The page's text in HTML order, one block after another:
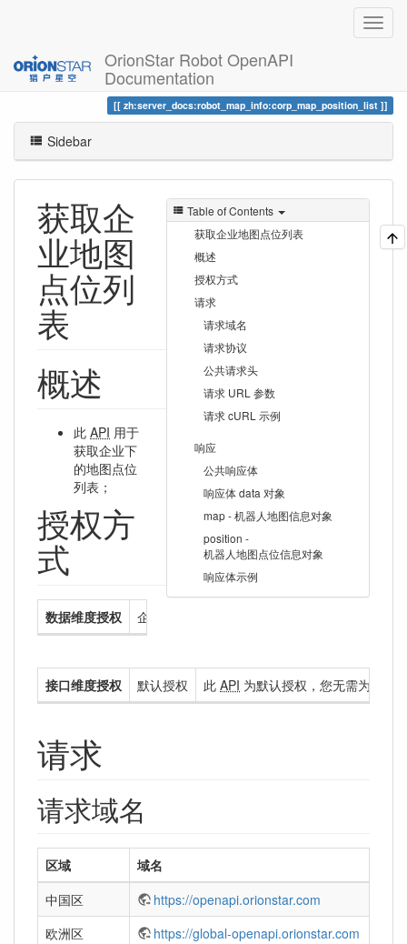
OrionStar Robot OpenAPI
Documentation
Trace 获取企业地图点位列表
zh:server_docs:robot_map_info:corp_map_position_list
Sidebar
Table of Contents
获取企业地图点位列表
概述
授权方式
请求
请求域名
请求协议
公共请求头
请求 URL 参数
请求 cURL 示例
响应
公共响应体
响应体 data 对象
map - 机器人地图信息对象
position -
机器人地图点位信息对象
响应体示例
获取企
业地图
点位列
表
概述
此 API 用于
获取企业下
的地图点位
列表；
授权方
式
数据维度授权 企业级授权
接口维度授权 默认授权 此 API 为默认授权，您无需为您的
请求
请求域名
区域
域名
中国区
https://openapi.orionstar.com
欧洲区
https://global-openapi.orionstar.com